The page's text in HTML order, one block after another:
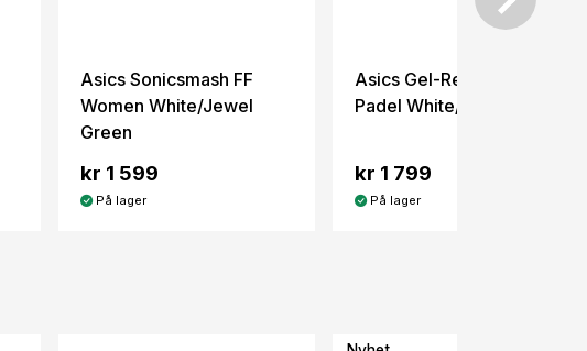
Asics Sonicsmash FF
Women White/Jewel
Green
kr 1 599
På lager
Asics Gel-Resolution X
Padel White/Steel Grey
kr 1 799
På lager